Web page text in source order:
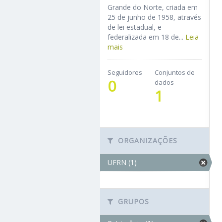
Grande do Norte, criada em
25 de junho de 1958, através
de lei estadual, e
federalizada em 18 de... Leia
mais
Seguidores
0
Conjuntos de
dados
1
ORGANIZAÇÕES
UFRN (1)
GRUPOS